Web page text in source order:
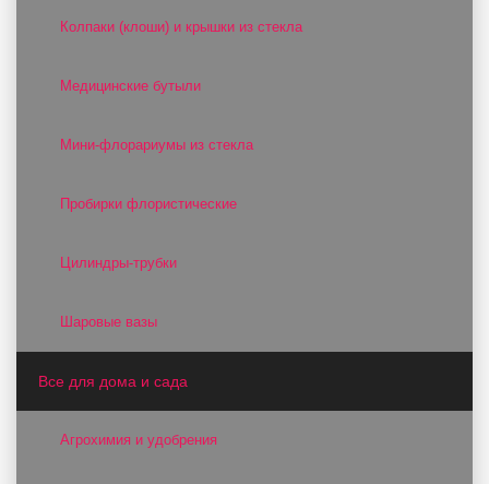
Колпаки (клоши) и крышки из стекла
Медицинские бутыли
Мини-флорариумы из стекла
Пробирки флористические
Цилиндры-трубки
Шаровые вазы
Все для дома и сада
Агрохимия и удобрения